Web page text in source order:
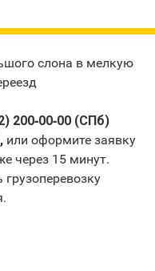
слона в мелкую
200‑00‑00 (СПб)
или оформите заявку
через 15 минут.